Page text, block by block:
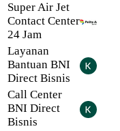
Super Air Jet
Contact Center
24 Jam
Layanan
Bantuan BNI
Direct Bisnis
Call Center
BNI Direct
Bisnis